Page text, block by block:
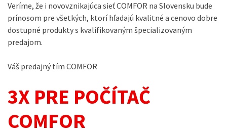
Veríme, že i novovznikajúca sieť COMFOR na Slovensku bude
prínosom pre všetkých, ktorí hľadajú kvalitné a cenovo dobre
dostupné produkty s kvalifikovaným špecializovaným
predajom.
Váš predajný tím COMFOR
3X PRE POČÍTAČ
COMFOR